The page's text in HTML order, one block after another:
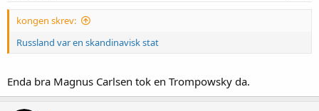
kongen skrev:
Russland var en skandinavisk stat
Enda bra Magnus Carlsen tok en Trompowsky da.